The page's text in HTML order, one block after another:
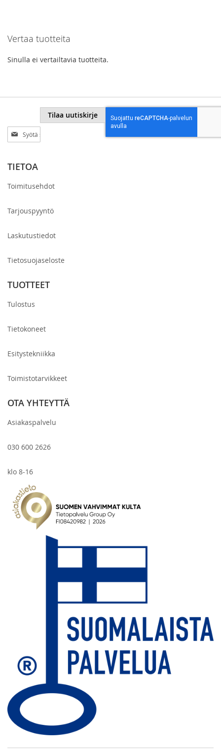
Vertaa tuotteita
Sinulla ei vertailtavia tuotteita.
Tilaa
uutiskirjeemme:
Tilaa uutiskirje
TIETOA
Toimitusehdot
Tarjouspyyntö
Laskutustiedot
Tietosuojaseloste
TUOTTEET
Tulostus
Tietokoneet
Esitystekniikka
Toimistotarvikkeet
OTA YHTEYTTÄ
Asiakaspalvelu
030 600 2626
klo 8-16